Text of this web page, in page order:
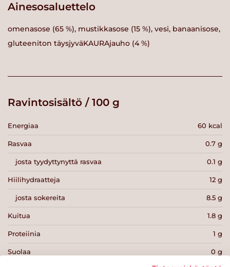
Ainesosaluettelo
omenasose (65 %), mustikkasose (15 %), vesi, banaanisose,
gluteeniton täysjyväKAURAjauho (4 %)
Ravintosisältö / 100 g
Energiaa 60 kcal
Rasvaa 0.7 g
josta tyydyttynyttä rasvaa 0.1 g
Hiilihydraatteja 12 g
josta sokereita 8.5 g
Kuitua 1.8 g
Proteiinia 1 g
Suolaa 0 g